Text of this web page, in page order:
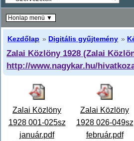
Kezdőlap » Digitális gyűjtemény »
Zalai Közlöny 1928 (Zalai
http://www.nagykar.hu/
Zalai Közlöny
1928 001-025sz
január.pdf
Zalai Közlöny
1928 026-049sz
február.pdf
Honlap menü ▼